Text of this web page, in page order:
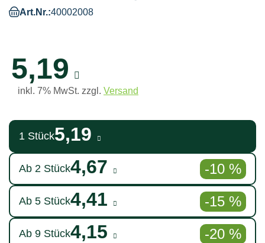
Art.Nr.:40002008
5,19
inkl. 7% MwSt. zzgl. Versand
1 Stück5,19
Ab 2 Stück4,67 -10 %
Ab 5 Stück4,41 -15 %
Ab 9 Stück4,15 -20 %